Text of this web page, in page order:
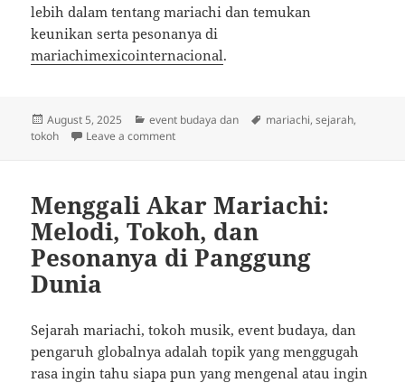
lebih dalam tentang mariachi dan temukan
keunikan serta pesonanya di
mariachimexicointernacional.
Posted
on
August 5, 2025 Categories
event budaya dan Tags
mariachi,sejarah,
tokoh
Leave a commenton Menelusuri Irama Mariachi: Dari Akarnya
Menggali Akar Mariachi:
Melodi, Tokoh, dan
Pesonanya di Panggung
Dunia
Sejarah mariachi, tokoh musik, event budaya, dan
pengaruh globalnya adalah topik yang menggugah
rasa ingin tahu siapa pun yang mengenal atau ingin